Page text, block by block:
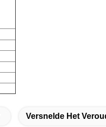
Versnelde Het